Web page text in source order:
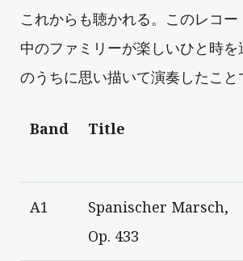
これからも聴かれる。このレコ
中のファミリーが楽しいひと時
のうちに思い描いて演奏したこと
Band Title
A1
Spanischer Marsch,
Op. 433